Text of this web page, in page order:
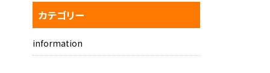
カテゴリー
information